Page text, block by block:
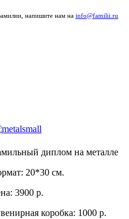
напишите нам на info@familii.ru
диплом на металле
20*30 см.
3900 р.
коробка: 1000 р.